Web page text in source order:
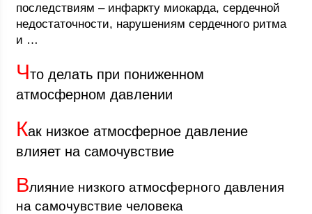
последствиям – инфаркту миокарда, сердечной
недостаточности, нарушениям сердечного ритма
и …
Что делать при пониженном
атмосферном давлении
Как низкое атмосферное давление
влияет на самочувствие
Влияние низкого атмосферного давления
на самочувствие человека